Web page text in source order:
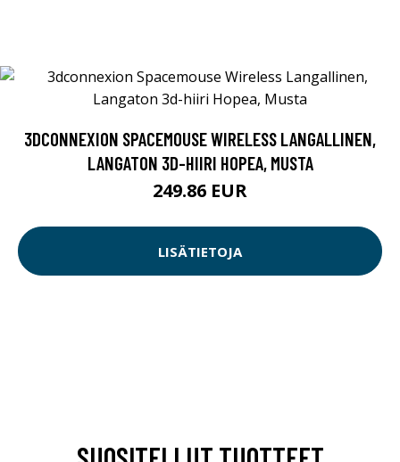
3DCONNEXION SPACEMOUSE WIRELESS LANGALLINEN,
LANGATON 3D-HIIRI HOPEA, MUSTA
249.86 EUR
LISÄTIETOJA